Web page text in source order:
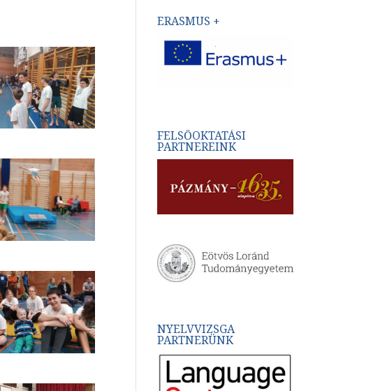
ERASMUS +
FELSŐOKTATÁSI
PARTNEREINK
NYELVVIZSGA
PARTNERÜNK